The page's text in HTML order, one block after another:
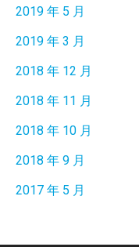
2019 年 5 月
2019 年 3 月
2018 年 12 月
2018 年 11 月
2018 年 10 月
2018 年 9 月
2017 年 5 月